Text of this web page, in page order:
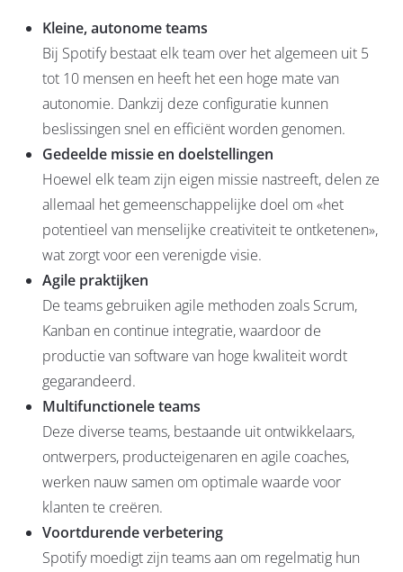
Kleine, autonome teams
Bij Spotify bestaat elk team over het algemeen uit 5
tot 10 mensen en heeft het een hoge mate van
autonomie. Dankzij deze configuratie kunnen
beslissingen snel en efficiënt worden genomen.
Gedeelde missie en doelstellingen
Hoewel elk team zijn eigen missie nastreeft, delen ze
allemaal het gemeenschappelijke doel om «het
potentieel van menselijke creativiteit te ontketenen»,
wat zorgt voor een verenigde visie.
Agile praktijken
De teams gebruiken agile methoden zoals Scrum,
Kanban en continue integratie, waardoor de
productie van software van hoge kwaliteit wordt
gegarandeerd.
Multifunctionele teams
Deze diverse teams, bestaande uit ontwikkelaars,
ontwerpers, producteigenaren en agile coaches,
werken nauw samen om optimale waarde voor
klanten te creëren.
Voortdurende verbetering
Spotify moedigt zijn teams aan om regelmatig hun